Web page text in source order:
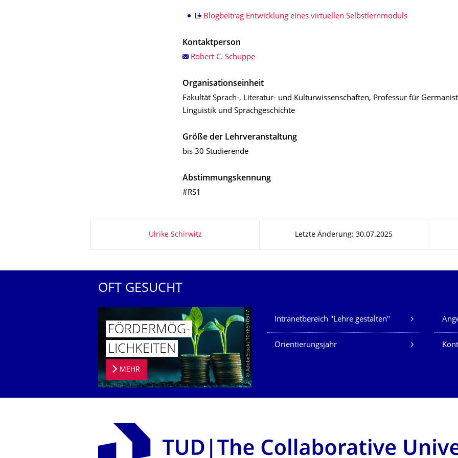
Blogbeitrag Entwicklung eines virtuellen Selbstlernmoduls
Kontaktperson
Robert C. Schuppe
Organisationseinheit
Fakultät Sprach-, Literatur- und Kulturwissen­schaften, Professur für
Linguistik und Sprachge­schichte
Größe der Lehrveranstaltung
bis 30 Studierende
Abstimmungskennung
#RS1
Ulrike Schirwitz Letzte Änderung: 30.07.2025
OFT GESUCHT
© AdobeStock|1078510917
FÖRDERMÖG­
LICHKEITEN
MEHR
Unsere Dienste
Intranetbereich "Lehre gestalten"
Orientierungsjahr